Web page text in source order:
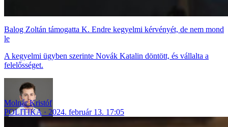
Balog Zoltán támogatta K. Endre kegyelmi kérvényét, de nem mond
le
A kegyelmi ügyben szerinte Novák Katalin döntött, és vállalta a
felelősséget.
Molnár Kristóf
POLITIKA
2024. február 13. 17:05